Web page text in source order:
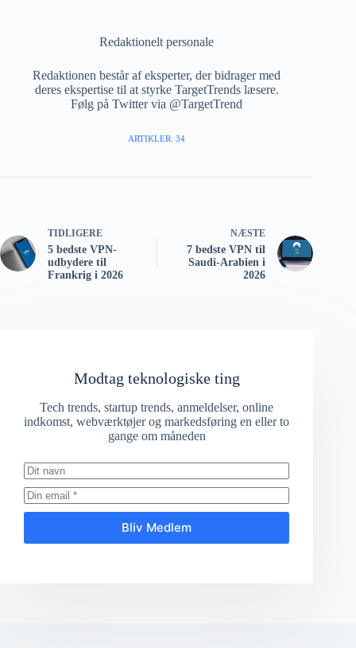
Redaktionelt personale
Redaktionen består af eksperter, der bidrager med
deres ekspertise til at styrke TargetTrends læsere.
Følg på Twitter via @TargetTrend
ARTIKLER: 34
TIDLIGERE
5 bedste VPN-
udbydere til
Frankrig i 2026
NÆSTE
7 bedste VPN til
Saudi-Arabien i
2026
Modtag teknologiske ting
Tech trends, startup trends, anmeldelser, online
indkomst, webværktøjer og markedsføring en eller to
gange om måneden
Bliv Medlem